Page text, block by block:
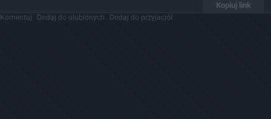
Kopiuj link
Komentuj Dodaj do ulubionych Dodaj do przyjaciół